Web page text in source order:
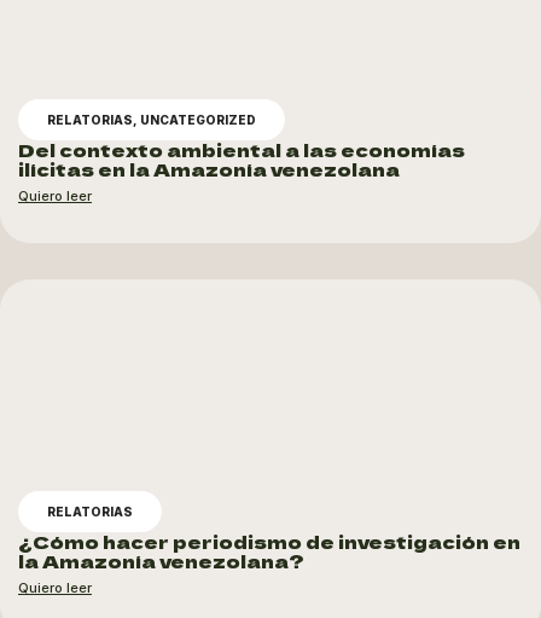
RELATORIAS UNCATEGORIZED
Del contexto ambiental a las economías
ilícitas en la Amazonía venezolana
Quiero leer
RELATORIAS
¿Cómo hacer periodismo de investigación en
la Amazonía venezolana?
Quiero leer